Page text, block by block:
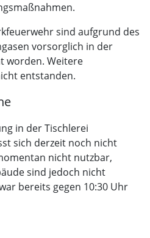
sind aufgrund des
vorsorglich in der
worden. Weitere
entstanden.
in der Tischlerei
sich derzeit noch nicht
nicht nutzbar,
sind jedoch nicht
bereits gegen 10:30 Uhr